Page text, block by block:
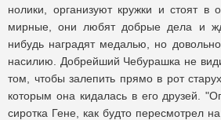
нолики, организуют кружки и стоят в
мирные, они любят добрые дела и
нибудь наградят медалью, но
насилию. Добрейший Чебурашка не
том, чтобы залепить прямо в рот
которым она кидалась в его друзей.
сиротка Гене, как будто пересмотрел